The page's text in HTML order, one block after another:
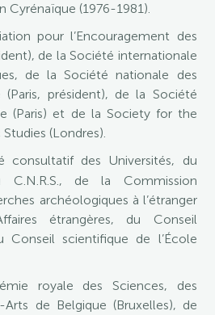
Cyrénaïque (1976-1981).
pour l’Encouragement des
de la Société internationale
de la Société nationale des
(Paris, président), de la Société
(Paris) et de la Society for the
(Londres).
consultatif des Universités, du
de la Commission
archéologiques à l’étranger
étrangères, du Conseil
Conseil scientifique de l’École
royale des Sciences, des
de Belgique (Bruxelles), de